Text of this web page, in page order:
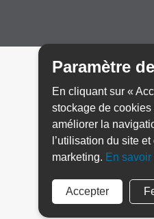
Paramètre
En cliquant sur «
stockage de
améliorer la
l’utilisation du site
marketing. En savoir
Accepter